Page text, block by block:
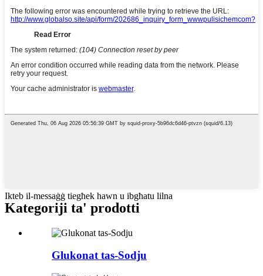
Ikteb il-messaġġ tiegħek hawn u ibgħatu lilna
Kategoriji ta' prodotti
Glukonat tas-Sodju